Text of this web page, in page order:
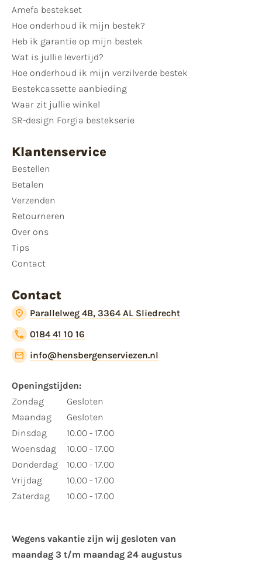
Amefa bestekset
Hoe onderhoud ik mijn bestek?
Heb ik garantie op mijn bestek
Wat is jullie levertijd?
Hoe onderhoud ik mijn verzilverde bestek
Bestekcassette aanbieding
Waar zit jullie winkel
SR-design Forgia bestekserie
Klantenservice
Bestellen
Betalen
Verzenden
Retourneren
Over ons
Tips
Contact
Contact
Parallelweg 4B, 3364 AL Sliedrecht
0184 41 10 16
info@hensbergenserviezen.nl
Openingstijden:
Zondag
Maandag
Dinsdag
Woensdag
Donderdag
Vrijdag
Zaterdag
Gesloten
Gesloten
10.00 - 17.00
10.00 - 17.00
10.00 - 17.00
10.00 - 17.00
10.00 - 17.00
Wegens vakantie zijn wij gesloten van ​
maandag 3 t/m maandag 24 augustus